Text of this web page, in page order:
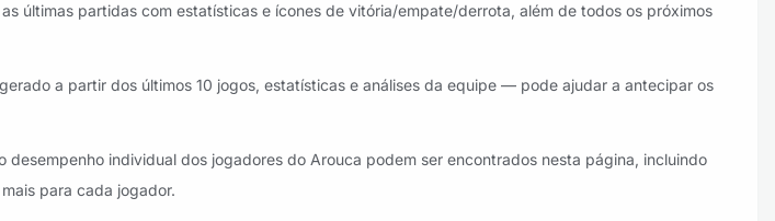
últimas partidas com estatísticas e ícones de vitória/empate/derrota, além de todos os próximos
a partir dos últimos 10 jogos, estatísticas e análises da equipe — pode ajudar a antecipar os
desempenho individual dos jogadores do Arouca podem ser encontrados nesta página, incluindo
para cada jogador.